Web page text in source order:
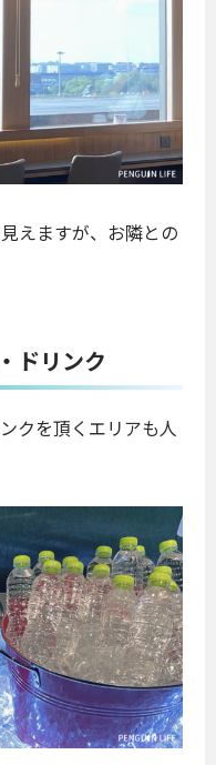
えますが、お隣との
ドリンク
クを頂くエリアも人